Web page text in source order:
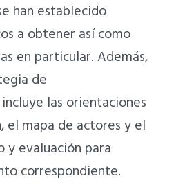
han establecido
a obtener así como
en particular. Además,
de
las orientaciones
el mapa de actores y el
y evaluación para
correspondiente.